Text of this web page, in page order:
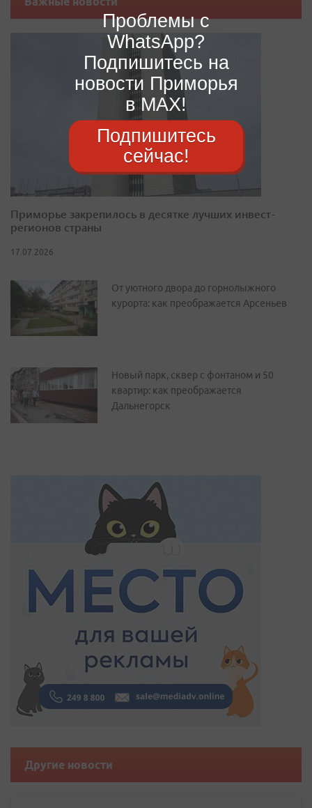
Приморье закрепилось в десятке лучших инвест-
регионов страны
17.07.2026
От уютного двора до горнолыжного
курорта: как преображается Арсеньев
Новый парк, сквер с фонтаном и 50
квартир: как преображается
Дальнегорск
Другие новости
Проблемы с
WhatsApp?
Подпишитесь на
новости Приморья
в MAX!
Подпишитесь
сейчас!